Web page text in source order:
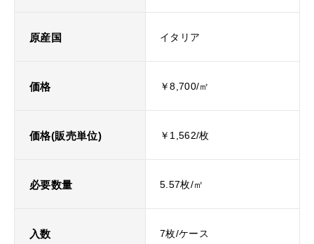
原産国 イタリア
価格 ￥8,700/㎡
価格(販売単位) ￥1,562/枚
必要数量 5.57枚/㎡
入数 7枚/ケース